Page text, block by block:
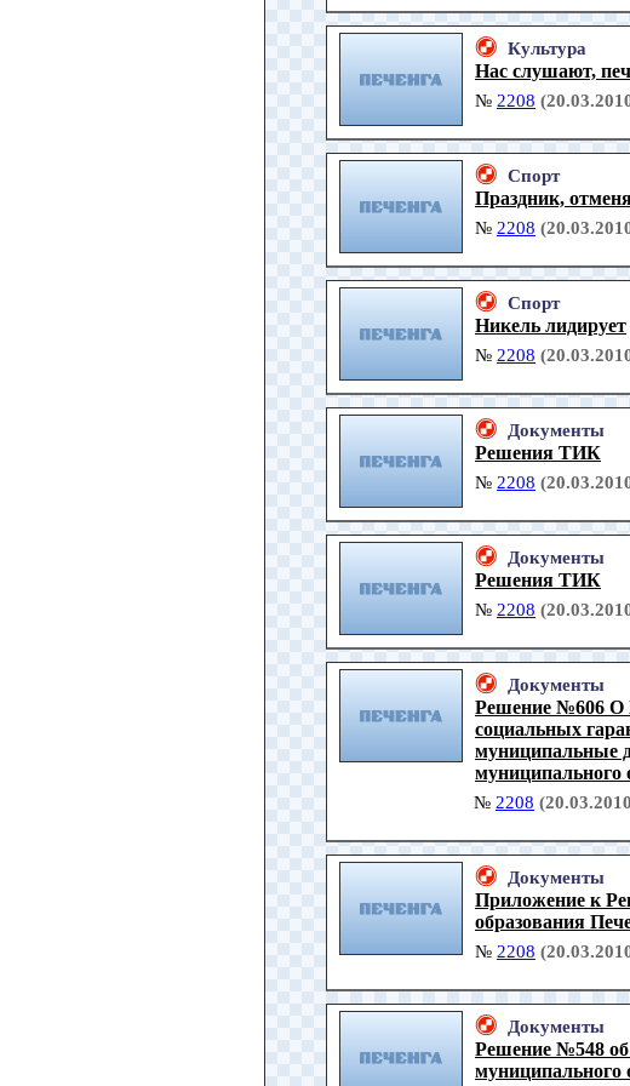
Культура
Нас слушают,
№ 2208
Спорт
Праздник,
№ 2208
Спорт
Никель лидирует
№ 2208
Документы
Решения ТИК
№ 2208
Документы
Решения ТИК
№ 2208
Документы
Решение №606 О
социальных
муниципальные
муниципального
№ 2208
Документы
Приложение к
образования
№ 2208
Документы
Решение №548 об
муниципального